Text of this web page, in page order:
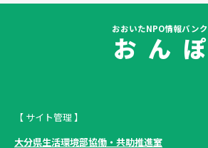
おおいたNPO情報バンク
お ん ぽ
【 サイト管理 】
大分県生活環境部協働・共助推進室